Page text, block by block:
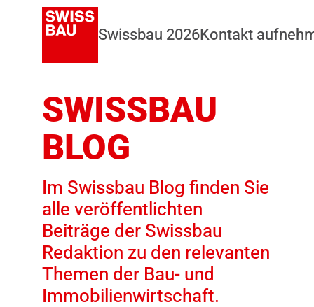
Swissbau 2026Kontakt
SWISSBAU
BLOG
Im Swissbau Blog finden Sie
alle veröffentlichten
Beiträge der Swissbau
Redaktion zu den relevanten
Themen der Bau- und
Immobilienwirtschaft.